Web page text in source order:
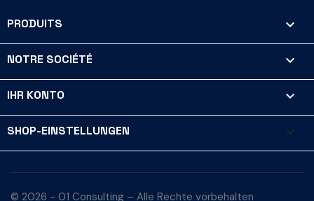
PRODUITS 
NOTRE SOCIÉTÉ 
IHR KONTO 
SHOP-EINSTELLUNGEN keyboard_arrow_down
© 2026 - 01 Consulting – Alle Rechte vorbehalten